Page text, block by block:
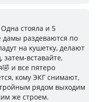
стояла и 5
дамы раздеваются по
на кушетку, делают
затем-вставайте,
и все пятеро
кому ЭКГ снимают,
рядом выходим
же строем.